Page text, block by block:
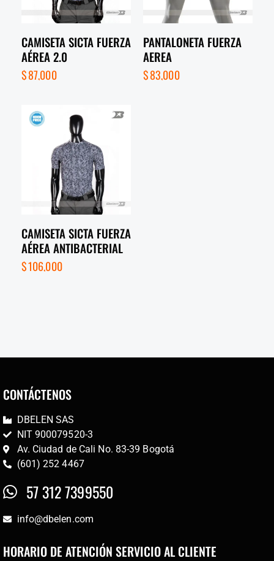
CAMISETA SICTA FUERZA
AÉREA 2.0
$87,000
PANTALONETA FUERZA
AEREA
$83,000
CAMISETA SICTA FUERZA
AÉREA ANTIBACTERIAL
$106,000
CONTÁCTENOS
DBELEN SAS
NIT 900079520-3
Av. Ciudad de Cali No. 83-39 Bogotá
(601) 252 4467
57 312 7399550
info@dbelen.com
HORARIO DE ATENCIÓN SERVICIO AL CLIENTE